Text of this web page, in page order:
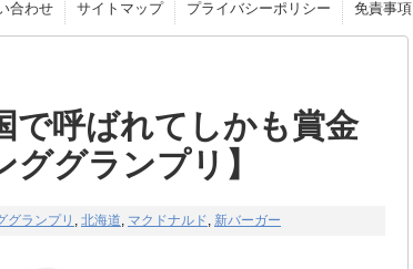
合わせ サイトマップ プライバシーポリシー 免責事項
で呼ばれてしかも賞金
ググランプリ】
グランプリ , 北海道, マクドナルド, 新バーガー